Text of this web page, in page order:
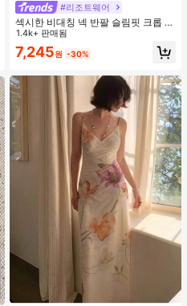
#리조트웨어
섹시한 비대칭 넥 반팔 슬림핏 크롭 탑
화이트 여름
1.4k+ 판매됨
7,245원 -30%
#1 TOP 3위